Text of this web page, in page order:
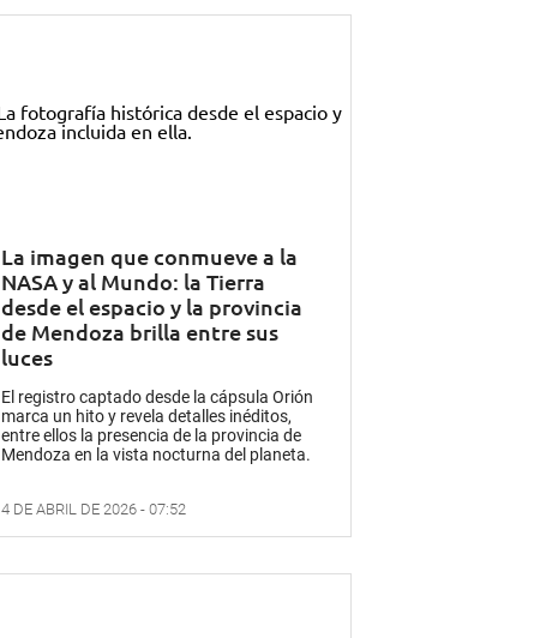
La imagen que conmueve a la
NASA y al Mundo: la Tierra
desde el espacio y la provincia
de Mendoza brilla entre sus
luces
El registro captado desde la cápsula Orión
marca un hito y revela detalles inéditos,
entre ellos la presencia de la provincia de
Mendoza en la vista nocturna del planeta.
4 DE ABRIL DE 2026 - 07:52